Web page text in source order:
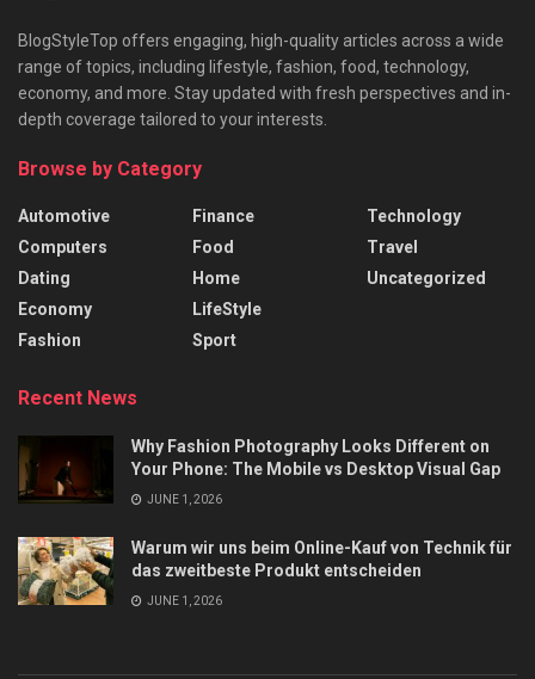
BlogStyleTop offers engaging, high-quality articles across a wide
range of topics, including lifestyle, fashion, food, technology,
economy, and more. Stay updated with fresh perspectives and in-
depth coverage tailored to your interests.
Browse by Category
Automotive
Computers
Dating
Economy
Fashion
Finance
Food
Home
LifeStyle
Sport
Technology
Travel
Uncategorized
Recent News
Why Fashion Photography Looks Different on
Your Phone: The Mobile vs Desktop Visual Gap
JUNE 1, 2026
Warum wir uns beim Online-Kauf von Technik für
das zweitbeste Produkt entscheiden
JUNE 1, 2026